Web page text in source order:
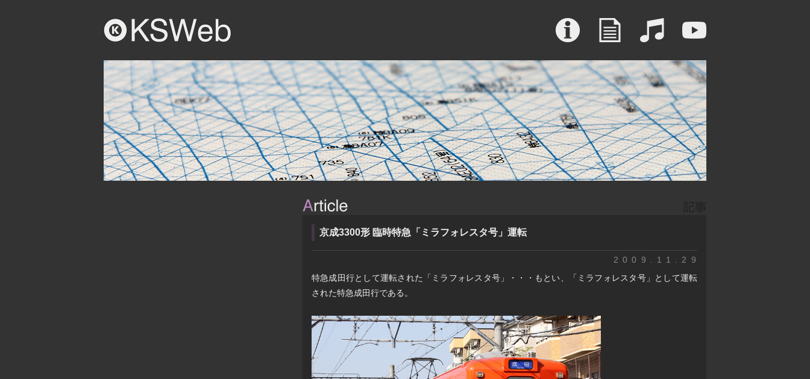
京成3300形 臨時特急「ミラフォレスタ号」運転
2009.11.29
特急成田行として運転された「ミラフォレスタ号」・・・もとい、「ミラフォレスタ号」として運転
された特急成田行である。